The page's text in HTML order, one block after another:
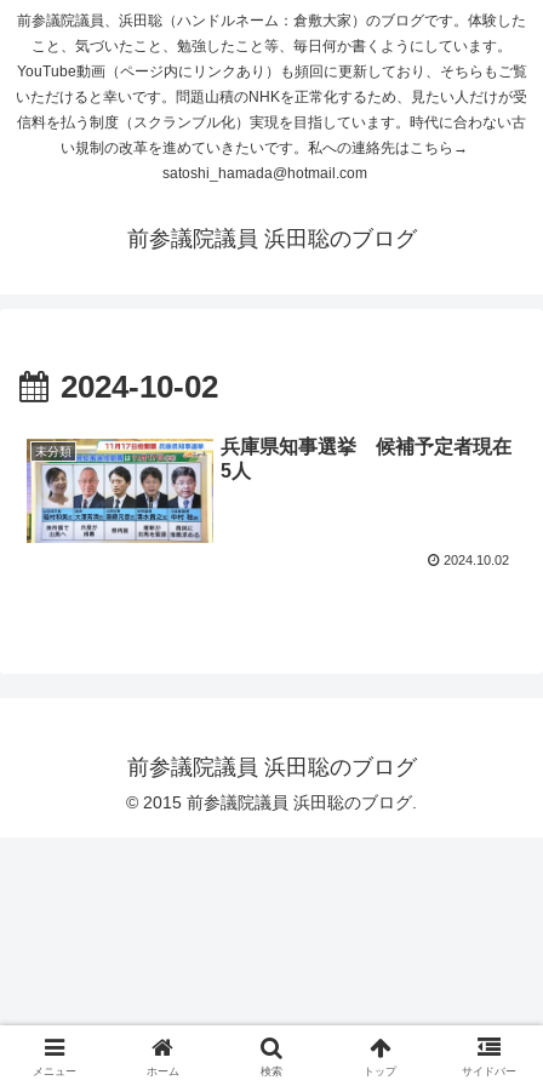
前参議院議員、浜田聡（ハンドルネーム：倉敷大家）のブログです。体験した
こと、気づいたこと、勉強したこと等、毎日何か書くようにしています。
YouTube動画（ページ内にリンクあり）も頻回に更新しており、そちらもご覧
いただけると幸いです。問題山積のNHKを正常化するため、見たい人だけが受
信料を払う制度（スクランブル化）実現を目指しています。時代に合わない古
い規制の改革を進めていきたいです。私への連絡先はこちら→
satoshi_hamada@hotmail.com
前参議院議員 浜田聡のブログ
2024-10-02
未分類
兵庫県知事選挙 候補予定者現在
5人
2024.10.02
前参議院議員 浜田聡のブログ
© 2015 前参議院議員 浜田聡のブログ.
メニュー ホーム 検索 トップ サイドバー